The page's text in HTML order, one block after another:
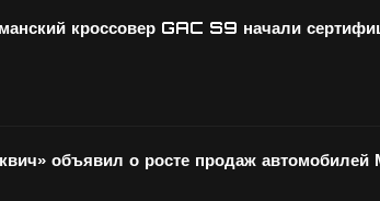
кроссовер GAC S9 начали
объявил о росте продаж